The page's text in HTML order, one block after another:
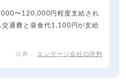
〜120,000円程度支給され
交通費と昼食代1,100円が支給
エンゲージ会社の評判